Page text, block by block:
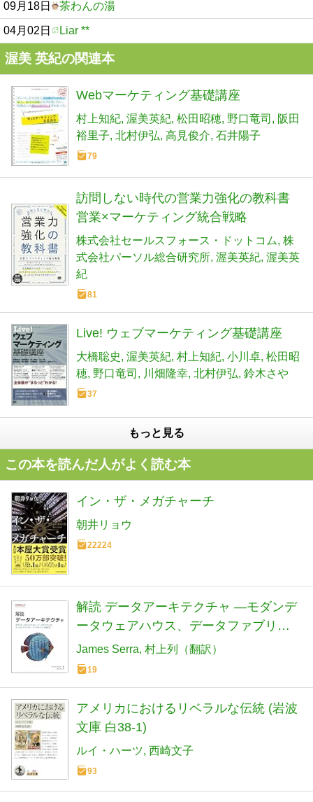
09月18日 茶わんの湯
04月02日 Liar **
渥美 英紀の関連本
Webマーケティング基礎講座
村上知紀 渥美英紀 松田昭穂 野口竜司
阪田
裕里子 北村伊弘 高見俊介 石井陽子
79
訪問しない時代の営業力強化の教科書
営業×マーケティング統合戦略
株式会社セールスフォース・ドットコム 株
式会社パーソル総合研究所 渥美英紀 渥美英
紀
81
Live! ウェブマーケティング基礎講座
大橋聡史 渥美英紀 村上知紀 小川卓 松田昭
穂 野口竜司 川畑隆幸 北村伊弘 鈴木さや
37
もっと見る
この本を読んだ人がよく読む本
イン・ザ・メガチャーチ
朝井リョウ
22224
解読 データアーキテクチャ ―モダンデ
ータウェアハウス、データファブリッ
ク、データレイクハウス、データメッ
シュの選び方
James Serra 村上列（翻訳）
19
アメリカにおけるリベラルな伝統 (岩波
文庫 白38-1)
ルイ・ハーツ 西崎文子
93